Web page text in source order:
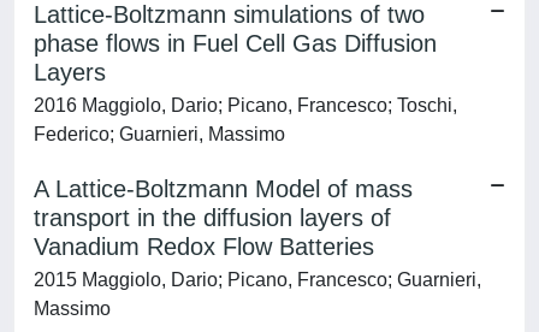
Lattice-Boltzmann simulations of two
phase flows in Fuel Cell Gas Diffusion
Layers
2016 Maggiolo, Dario; Picano, Francesco; Toschi,
Federico; Guarnieri, Massimo
A Lattice-Boltzmann Model of mass
transport in the diffusion layers of
Vanadium Redox Flow Batteries
2015 Maggiolo, Dario; Picano, Francesco; Guarnieri,
Massimo